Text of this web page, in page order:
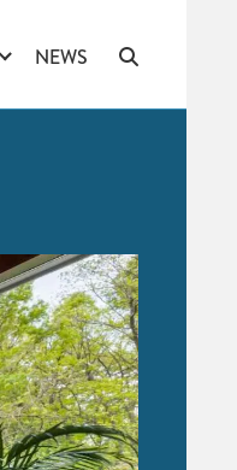
NEWS